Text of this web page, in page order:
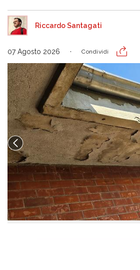
Riccardo Santagati
07 Agosto 2026 Condividi